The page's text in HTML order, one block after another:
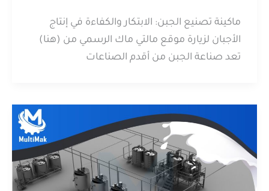
ماكينة تصنيع الجبن: الابتكار والكفاءة في إنتاج
الأجبان لزيارة موقع مالتي ماك الرسمي من (هنا)
تعد صناعة الجبن من أقدم الصناعات